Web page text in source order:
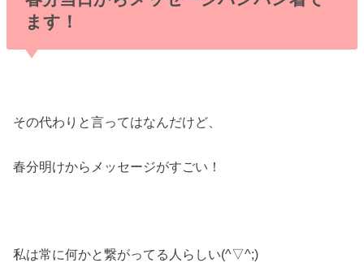
ます！
その代わりと言ってはなんだけど、
春分明けからメッセージがすごい！
私は常に何かと繋がってる人らしい(^▽^;)